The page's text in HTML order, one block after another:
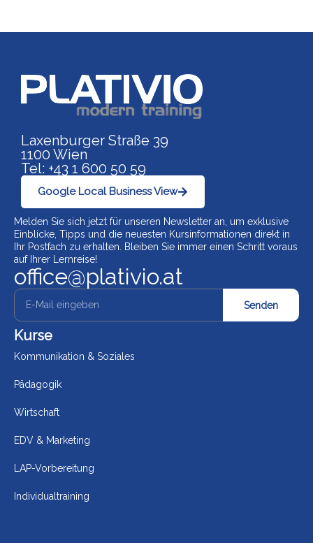
Link zu https://
Laxenburger Straße 39
1100 Wien
Tel: +43 1 600 50 59
Google Local Business View
Melden Sie sich jetzt für unseren Newsletter an, um exklusive
Einblicke, Tipps und die neuesten Kursinformationen direkt in
Ihr Postfach zu erhalten. Bleiben Sie immer einen Schritt voraus
auf Ihrer Lernreise!
office@plativio.at
Senden
Kurse
Kommunikation & Soziales
Pädagogik
Wirtschaft
EDV & Marketing
LAP-Vorbereitung
Individualtraining